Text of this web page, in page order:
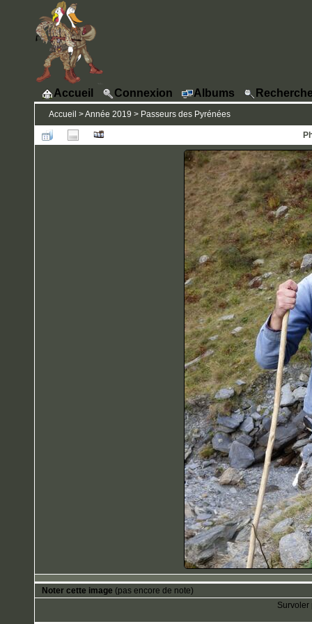
Accueil Connexion Albums
Accueil >Année 2019 > Passeurs des Pyrénées
Noter cette image (pas encore de note)
Survoler